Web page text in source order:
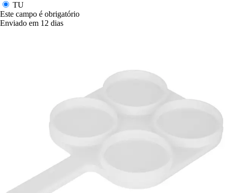
TU
Este campo é obrigatório
Enviado em 12 dias